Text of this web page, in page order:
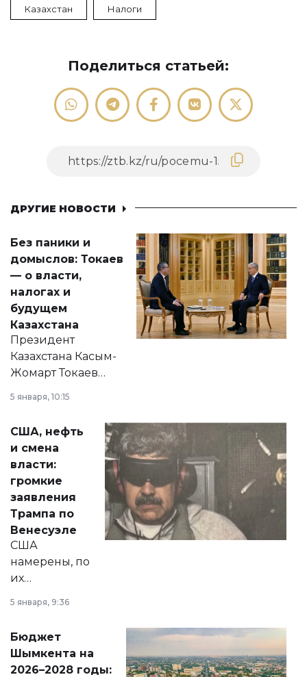
Казахстан Налоги
Поделиться статьей:
ДРУГИЕ НОВОСТИ
Без паники и
домыслов: Токаев
— о власти,
налогах и
будущем
Казахстана
Президент
Казахстана Касым-
Жомарт Токаев
сразу несколько
актуальных тем —
от слухов о
политических
реформах до
вопросов армии,
экономики и
личного здоровья.
5 января, 10:15
США, нефть
и смена
власти:
громкие
заявления
Трампа по
Венесуэле
США
намерены, по
их
принести
народу
Венесуэлы.
5 января, 9:36
Бюджет
Шымкента на
2026–2028 годы: